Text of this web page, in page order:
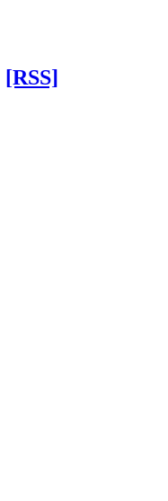
[RSS]